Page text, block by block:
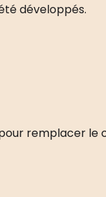
développés.
remplacer le